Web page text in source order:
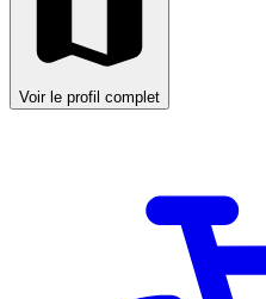
Voir le profil complet